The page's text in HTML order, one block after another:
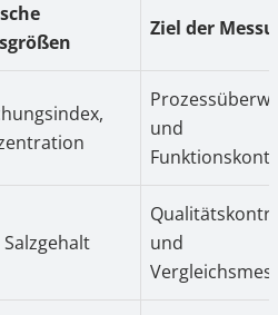
Ziel der
und
Salzgehalt
und